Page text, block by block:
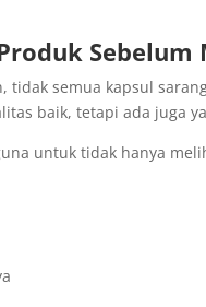
Sebelum
tidak semua kapsul
baik, tetapi ada juga
untuk tidak hanya